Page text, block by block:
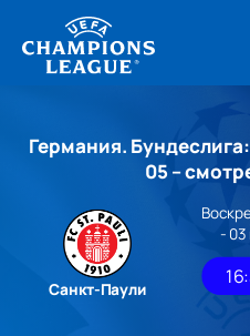
ОБЗОРЫ ЛЧ УЕФА
НОВОСТИ
РАСПИСАНИЕ
Германия.
05 –
Санкт-Паули
- 03